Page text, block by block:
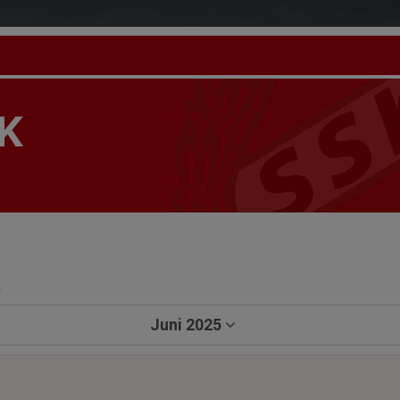
Juni 2025